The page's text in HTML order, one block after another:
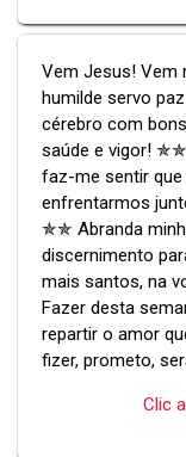
Vem Jesus! Vem
humilde servo
cérebro com
saúde e vigor!
faz-me sentir
enfrentarmos
✯✯ Abranda
discernimento
mais santos, na
Fazer desta
repartir o amor
fizer, prometo,
Clic